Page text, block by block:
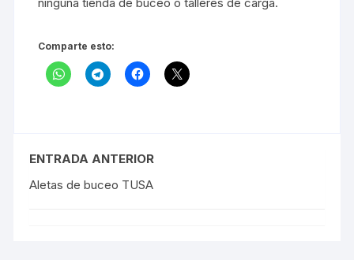
Comparte esto:
ENTRADA ANTERIOR
Aletas de buceo TUSA